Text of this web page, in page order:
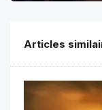
Articles